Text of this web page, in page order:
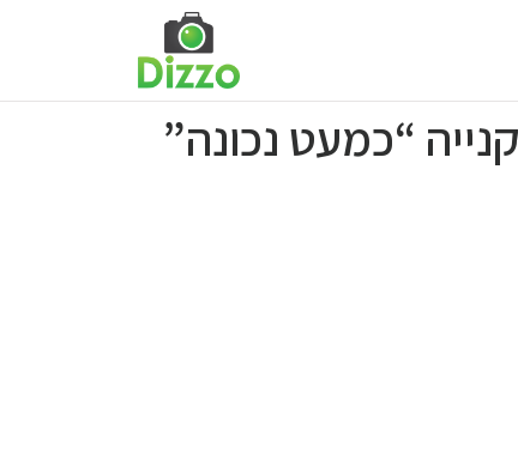
“כמעט נכונה”